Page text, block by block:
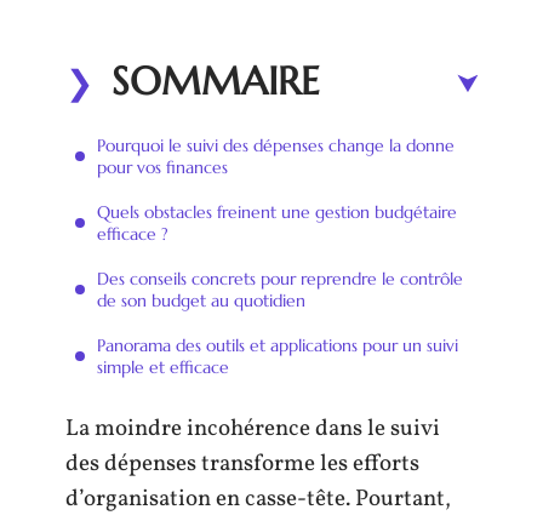
SOMMAIRE
Pourquoi le suivi des dépenses change la donne
pour vos finances
Quels obstacles freinent une gestion budgétaire
efficace ?
Des conseils concrets pour reprendre le contrôle
de son budget au quotidien
Panorama des outils et applications pour un suivi
simple et efficace
La moindre incohérence dans le suivi
des dépenses transforme les efforts
d’organisation en casse-tête. Pourtant,